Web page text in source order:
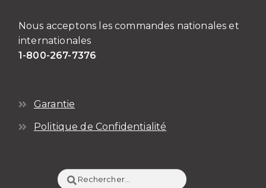
Nous acceptons les commandes nationales et
internationales
1-800-267-7376
Garantie
Politique de Confidentialité
Rechercher :